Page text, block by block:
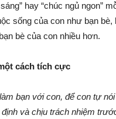
hay “chúc ngủ ngon”
sống của con như bạn
bè của con nhiều hơn.
cách tích cực
bạn với con, để con tự
và chịu trách nhiệm